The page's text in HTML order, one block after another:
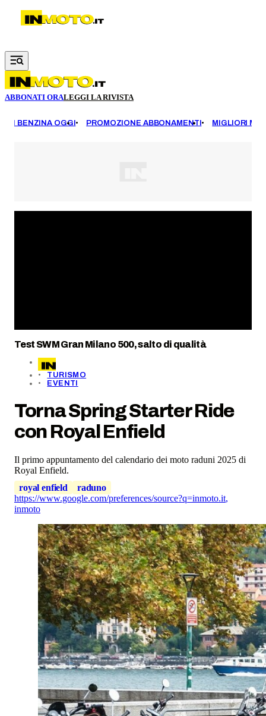
Vai al contenuto principale
ABBONATI ORALEGGI LA RIVISTA
BENZINA OGGI PROMOZIONE ABBONAMENTI MIGLIORI
Test SWM Gran Milano 500, salto di qualità
TURISMO
EVENTI
Torna Spring Starter Ride
con Royal Enfield
Il primo appuntamento del calendario dei moto raduni 2025 di
Royal Enfield.
royal enfield
raduno
https://www.google.com/preferences/source?q=inmoto.it,
inmoto